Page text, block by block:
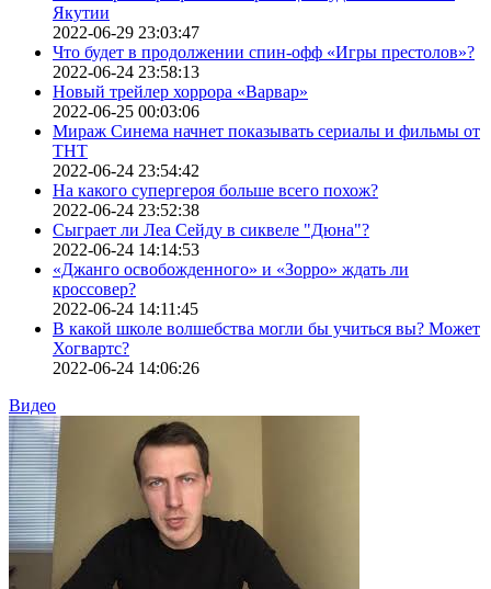
Якутии
2022-06-29 23:03:47
Что будет в продолжении спин-офф «Игры престолов»?
2022-06-24 23:58:13
Новый трейлер хоррора «Варвар»
2022-06-25 00:03:06
Мираж Синема начнет показывать сериалы и фильмы от
ТНТ
2022-06-24 23:54:42
На какого супергероя больше всего похож?
2022-06-24 23:52:38
Сыграет ли Леа Сейду в сиквеле "Дюна"?
2022-06-24 14:14:53
«Джанго освобожденного» и «Зорро» ждать ли
кроссовер?
2022-06-24 14:11:45
В какой школе волшебства могли бы учиться вы? Может
Хогвартс?
2022-06-24 14:06:26
Видео